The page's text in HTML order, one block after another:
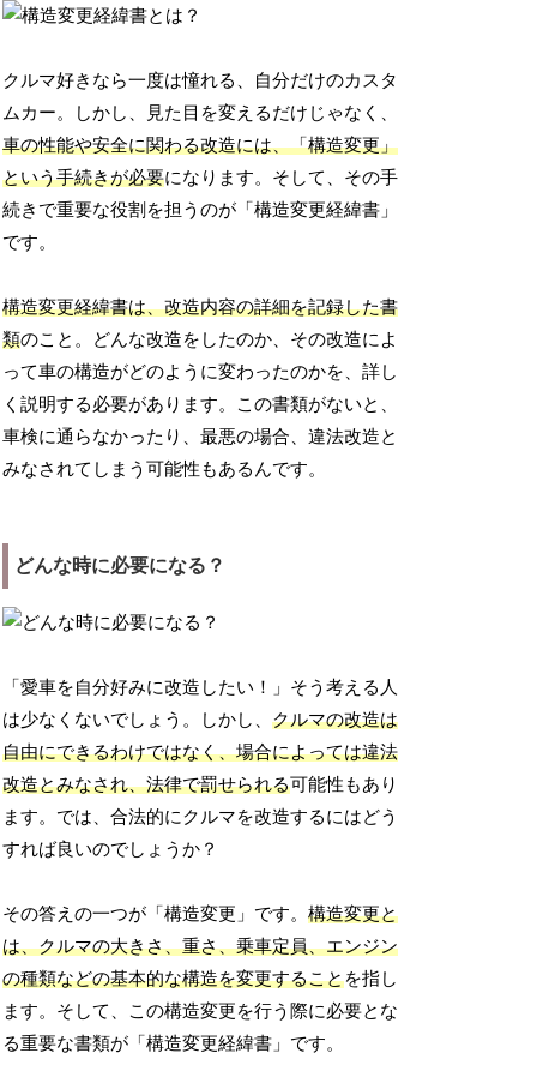
クルマ好きなら一度は憧れる、自分だけのカスタ
ムカー。しかし、見た目を変えるだけじゃなく、
車の性能や安全に関わる改造には、「構造変更」
という手続きが必要になります。そして、その手
続きで重要な役割を担うのが「構造変更経緯書」
です。
構造変更経緯書は、改造内容の詳細を記録した書
類のこと。どんな改造をしたのか、その改造によ
って車の構造がどのように変わったのかを、詳し
く説明する必要があります。この書類がないと、
車検に通らなかったり、最悪の場合、違法改造と
みなされてしまう可能性もあるんです。
どんな時に必要になる？
「愛車を自分好みに改造したい！」そう考える人
は少なくないでしょう。しかし、クルマの改造は
自由にできるわけではなく、場合によっては違法
改造とみなされ、法律で罰せられる可能性もあり
ます。では、合法的にクルマを改造するにはどう
すれば良いのでしょうか？
その答えの一つが「構造変更」です。構造変更と
は、クルマの大きさ、重さ、乗車定員、エンジン
の種類などの基本的な構造を変更することを指し
ます。そして、この構造変更を行う際に必要とな
る重要な書類が「構造変更経緯書」です。